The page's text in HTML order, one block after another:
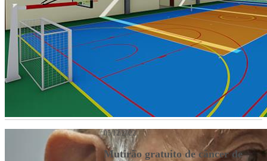
05/12/2022
Mutirão gratuito de câncer de